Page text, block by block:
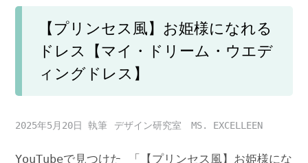
【プリンセス風】お姫様になれる
ドレス【マイ・ドリーム・ウエデ
ィングドレス】
2025年5月20日 デザイン研究室 MS. EXCELLEEN
YouTubeで見つけた 「【プリンセス風】お姫様にな